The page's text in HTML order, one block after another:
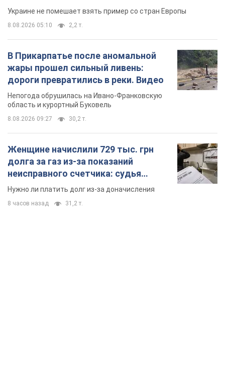
Украине не помешает взять пример со стран Европы
8.08.2026 05:10 2,2 т.
В Прикарпатье после аномальной
жары прошел сильный ливень:
дороги превратились в реки. Видео
Непогода обрушилась на Ивано-Франковскую
область и курортный Буковель
8.08.2026 09:27 30,2 т.
Женщине начислили 729 тыс. грн
долга за газ из-за показаний
неисправного счетчика: судья
вынес неожиданное решение
Нужно ли платить долг из-за доначисления
8 часов назад 31,2 т.